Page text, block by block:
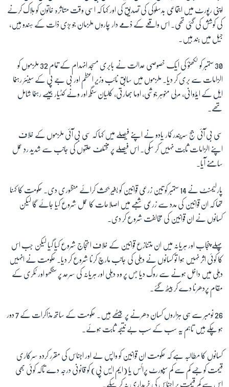
اپنی رپورٹ میں اجتماعی بدسلوکی کی تصدیق کی اور کہا کہ اسی وقت متاثرہ خاتون کو ہلاک کرنے
کی کوشش کی گئی تھی۔ اس واقعے کے ذمے دار چاروں ملزمان جو بڑی ذات کے ہندو ہیں،
جیل میں بند ہیں۔
30
ستمبر کو لکھنؤ کی ایک خصوصی عدالت نے بابری مسجد انہدام کے تمام 32 ملزموں کو
الزامات سے بری کر دیا۔ ملزموں میں سابق نائب وزیر اعظم اور بی جے پی کے سینئر رہنما
ایل کے ایڈوانی، مرلی منوہر جوشی، اوما بھارتی، کلیان سنگھ اور ونے کٹیار جیسے رہنما شامل
تھے۔
سی بی آئی جج سریندر کمار یادو نے اپنے فیصلے میں کہا کہ سی بی آئی ملزموں کے خلاف
اپنے الزامات ثابت نہیں کر سکی۔ اس فیصلے پر مختلف حلقوں کی جانب سے شدید ردِ عمل
سامنے آیا۔
پارلیمنٹ نے 14 ستمبر کو تین زرعی قوانین کو بغیر بحث کرائے منظوری دی۔ حکومت کا کہنا
تھا کہ ان قوانین کی مدد سے زرعی شعبے میں اصلاحات کا عمل شروع کیا جائے گا لیکن
کسانوں نے ان قوانین کی مخالفت شروع کر دی۔
پہلے پنجاب اور ہریانہ میں ان متنازع قوانین کے خلاف احتجاج شروع کیا گیا لیکن جب اس
کا کوئی اثر نہیں ہوا تو کسانوں نے دہلی کی جانب مارچ کرنا شروع کر دیا۔ حکومت نے انہیں
دہلی میں داخل ہونے سے روک دیا جس پر وہ دہلی اور ہریانہ کی سرحد پر سنگھو اور ٹکری کے
مقام پردھرنا دے کر بیٹھ گئے۔
26 نومبر سے ہی ہزاروں کسان دھرنے پر بیٹھے ہیں۔ حکومت کے ساتھ مذاکرات کے 7 دور
ہو چکے ہیں تاہم یہ سب کے سب بے نتیجہ ثابت ہوئے۔
کسانوں کا مطالبہ ہے کہ حکومت ان قوانین کو واپس لے اور اجناس کی مقرر کردہ سرکاری
قیمت کو جسے کم سے کم سپورٹ پرائس یا (ایم ایس پی) کو قانونی درجہ دے تاکہ کوئی بھی
اس سے کم قیمت پر اجناس کی خریداری نہ کر سکے۔